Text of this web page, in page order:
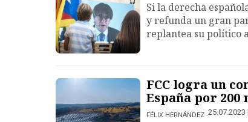
Si la derecha
y refunda un gran
replantea su político
FCC logra un
España por 200
FÉLIX HERNÁNDEZ 25.07.2023